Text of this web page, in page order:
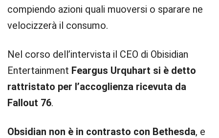
compiendo azioni quali muoversi o sparare ne
velocizzerà il consumo.
Nel corso dell’intervista il CEO di Obisidian
Entertainment Feargus Urquhart si è detto
rattristato per l’accoglienza ricevuta da
Fallout 76.
Obsidian non è in contrasto con Bethesda, e